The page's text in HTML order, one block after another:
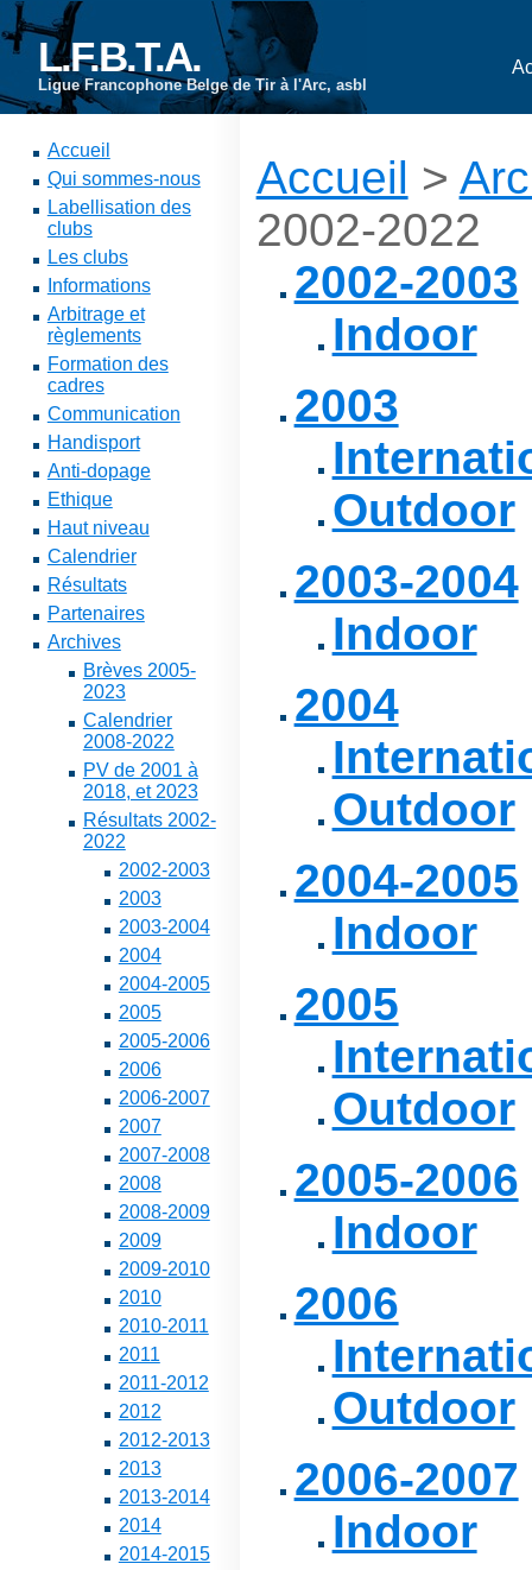
L.F.B.T.A.
Ligue Francophone Belge de Tir à l'Arc, asbl
Accueil
Qui sommes-nous
Labellisation des
clubs
Les clubs
Informations
Arbitrage et
règlements
Formation des
cadres
Communication
Handisport
Anti-dopage
Ethique
Haut niveau
Calendrier
Résultats
Partenaires
Archives
Brèves 2005-
2023
Calendrier
2008-2022
PV de 2001 à
2018, et 2023
Résultats 2002-
2022
2002-2003
2003
2003-2004
2004
2004-2005
2005
2005-2006
2006
2006-2007
2007
2007-2008
2008
2008-2009
2009
2009-2010
2010
2010-2011
2011
2011-2012
2012
2012-2013
2013
2013-2014
2014
2014-2015
Accueil >
2002-2022
2002-2003
Indoor
2003
Outdoor
2003-2004
Indoor
2004
Outdoor
2004-2005
Indoor
2005
Outdoor
2005-2006
Indoor
2006
Outdoor
2006-2007
Indoor